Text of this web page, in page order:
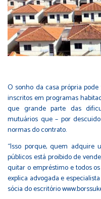
O sonho da casa própria
inscritos em programas
que grande parte das
mutuários que – por
normas do contrato.
“Isso porque, quem adquire
públicos está proibido de
quitar o empréstimo e todos
explica advogada e
sócia do escritório